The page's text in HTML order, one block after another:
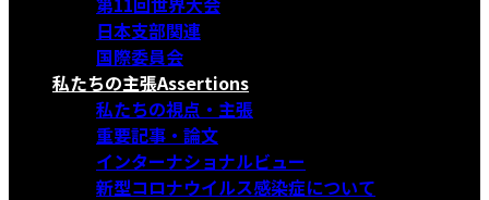
日本支部関連
国際委員会
私たちの主張Assertions
私たちの視点・主張
重要記事・論文
インターナショナルビュー
新型コロナウイルス感染症について